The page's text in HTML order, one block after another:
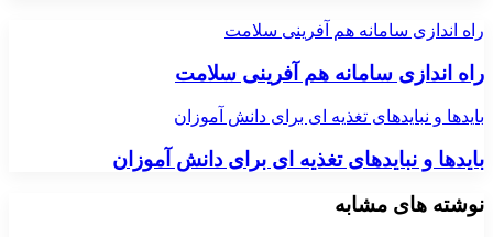
راه اندازی سامانه هم آفرینی سلامت
راه اندازی سامانه هم آفرینی سلامت
بایدها و نبایدهای تغذیه ای برای دانش آموزان
بایدها و نبایدهای تغذیه ای برای دانش آموزان
نوشته های مشابه